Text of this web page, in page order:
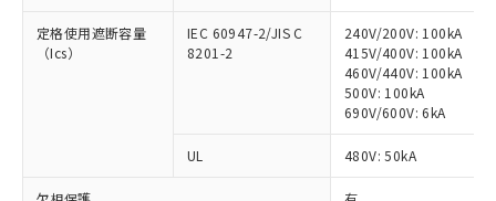
定格使用遮断容量
（Ics）
IEC 60947-2/JIS C
8201-2
240V/200V: 100kA
415V/400V: 100kA
460V/440V: 100kA
500V: 100kA
690V/600V: 6kA
UL 480V: 50kA
本サービスは、当社制御機器事業取扱
商品の当社在庫状況および標準価格
(税抜)を提供させていただくもので
当社制御機器事業取扱商品の中には、
本サービスの対象外となる商品もある
調査・確認中：EU RoHS指令（10物質）の
非含有の対応状況を調査中または確認中の
非該当品：ライセンス料など無形物で、有
仕入先様の事情により、非含有部品として
いたものが、含有品と判明した場合などや
むを得ず変更することがあります。
※1 中国RoHS○×表
「○」：最大均質材料含有率が中国RoHSの
基準値以下であることを示します。
「×」：最大均質材料含有率が中国RoHSの
「－」：未確認です。当社販売部門へお問
当社は、これら貴社製品のうち、外国